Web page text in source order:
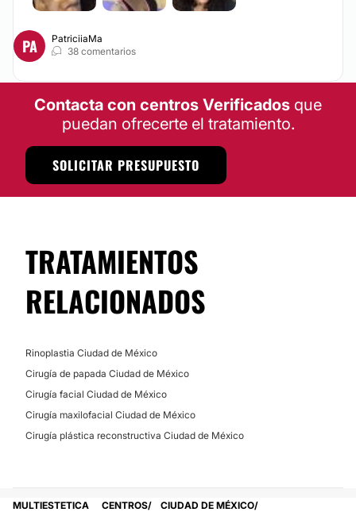
PA
PatriciiaMa
38 comentarios
Contacta con centros Verificados que
puedan ofrecerte el tratamiento.
SOLICITAR PRESUPUESTO
TRATAMIENTOS
RELACIONADOS
Rinoplastia Ciudad de México
Cirugía de papada Ciudad de México
Cirugía facial Ciudad de México
Cirugía maxilofacial Ciudad de México
Cirugía plástica reconstructiva Ciudad de México
MULTIESTETICA CENTROS
CIUDAD DE MÉXICO